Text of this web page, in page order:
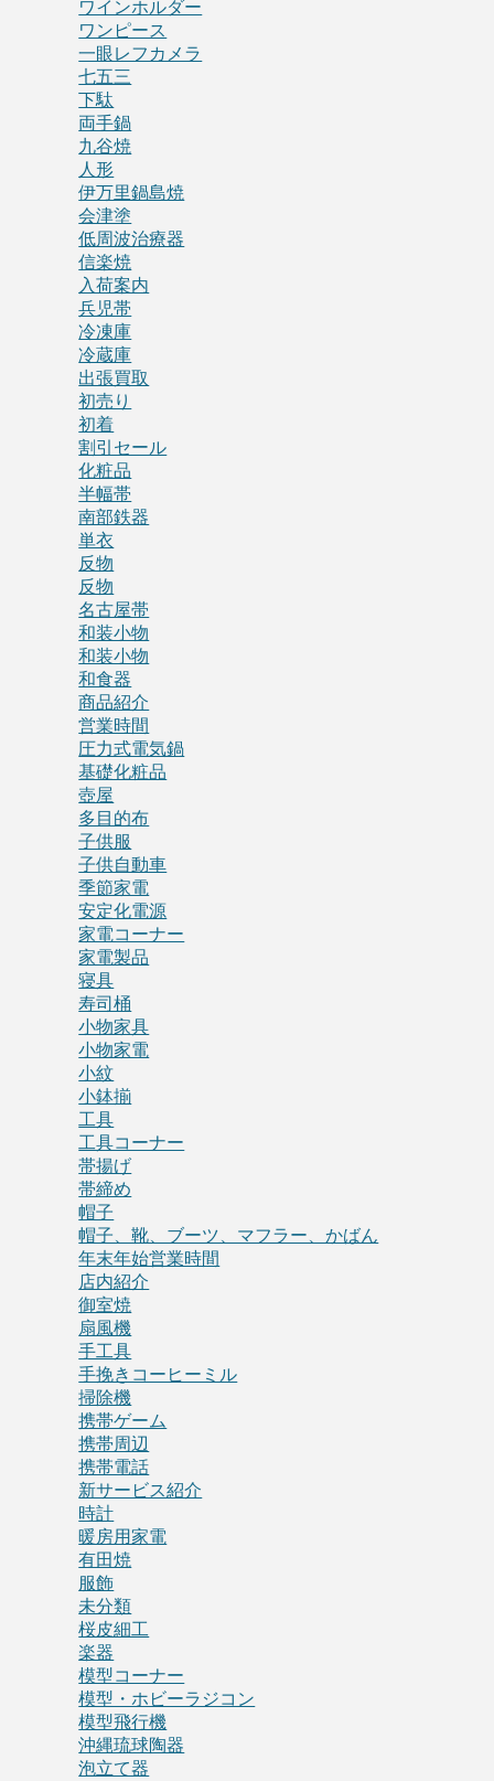
ワインホルダー
ワンピース
一眼レフカメラ
七五三
下駄
両手鍋
九谷焼
人形
伊万里鍋島焼
会津塗
低周波治療器
信楽焼
入荷案内
兵児帯
冷凍庫
冷蔵庫
出張買取
初売り
初着
割引セール
化粧品
半幅帯
南部鉄器
単衣
反物
反物
名古屋帯
和装小物
和装小物
和食器
商品紹介
営業時間
圧力式電気鍋
基礎化粧品
壺屋
多目的布
子供服
子供自動車
季節家電
安定化電源
家電コーナー
家電製品
寝具
寿司桶
小物家具
小物家電
小紋
小鉢揃
工具
工具コーナー
帯揚げ
帯締め
帽子
帽子、靴、ブーツ、マフラー、かばん
年末年始営業時間
店内紹介
御室焼
扇風機
手工具
手挽きコーヒーミル
掃除機
携帯ゲーム
携帯周辺
携帯電話
新サービス紹介
時計
暖房用家電
有田焼
服飾
未分類
桜皮細工
楽器
模型コーナー
模型・ホビーラジコン
模型飛行機
沖縄琉球陶器
泡立て器